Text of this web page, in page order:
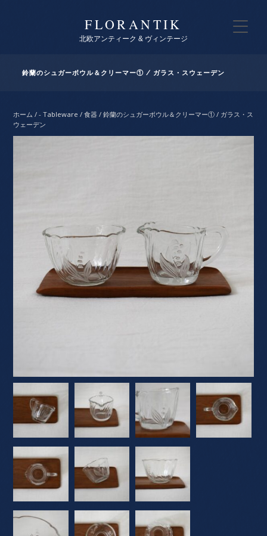
FLORANTIK
北欧アンティーク & ヴィンテージ
鈴蘭のシュガーボウル＆クリーマー① / ガラス・スウェーデン
ホーム /- Tableware / 食器 / 鈴蘭のシュガーボウル＆クリーマー① / ガラス・ス
ウェーデン